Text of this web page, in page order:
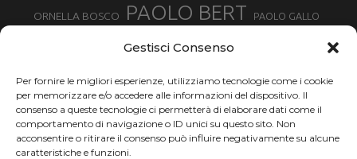
Gestisci Consenso
Per fornire le migliori esperienze, utilizziamo tecnologie come i cookie
per memorizzare e/o accedere alle informazioni del dispositivo. Il
consenso a queste tecnologie ci permetterà di elaborare dati come il
comportamento di navigazione o ID unici su questo sito. Non
acconsentire o ritirare il consenso può influire negativamente su alcune
caratteristiche e funzioni.
ORNELLA BOSCO PAOLO BERT PAOLO GALLO
SILVIA SERAFINI SONIA GLAREY TAVAGNASCO TOR DES GEANTS
TOUR MONVISO TRAIL TRAIL MONTE CASTO TROFEO KIMA
TURIN MARATHON URBAN ZEMMER VAL DI FASSA RUNNING
VALENTINA BELOTTI